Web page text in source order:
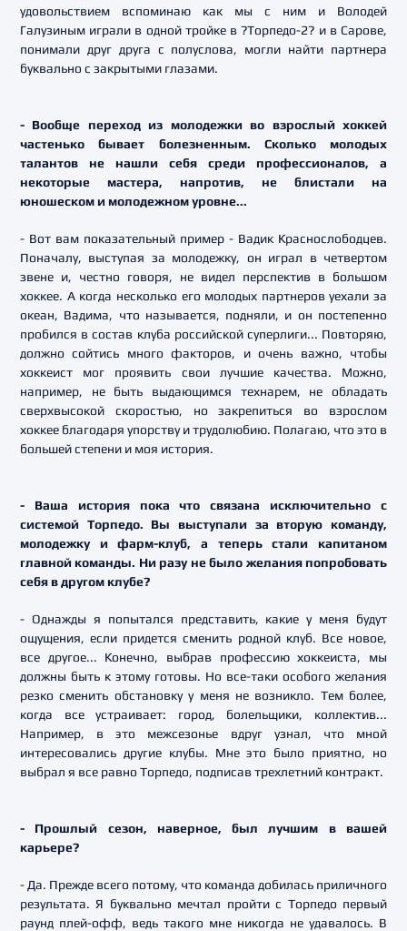
удовольствием вспоминаю как мы с ним и Володей
Галузиным играли в одной тройке в ?Торпедо-2? и в Сарове,
понимали друг друга с полуслова, могли найти партнера
буквально с закрытыми глазами.
- Вообще переход из молодежки во взрослый хоккей
частенько бывает болезненным. Сколько молодых
талантов не нашли себя среди профессионалов, а
некоторые мастера, напротив, не блистали на
юношеском и молодежном уровне...
- Вот вам показательный пример - Вадик Краснослободцев.
Поначалу, выступая за молодежку, он играл в четвертом
звене и, честно говоря, не видел перспектив в большом
хоккее. А когда несколько его молодых партнеров уехали за
океан, Вадима, что называется, подняли, и он постепенно
пробился в состав клуба российской суперлиги... Повторяю,
должно сойтись много факторов, и очень важно, чтобы
хоккеист мог проявить свои лучшие качества. Можно,
например, не быть выдающимся технарем, не обладать
сверхвысокой скоростью, но закрепиться во взрослом
хоккее благодаря упорству и трудолюбию. Полагаю, что это в
большей степени и моя история.
- Ваша история пока что связана исключительно с
системой Торпедо. Вы выступали за вторую команду,
молодежку и фарм-клуб, а теперь стали капитаном
главной команды. Ни разу не было желания попробовать
себя в другом клубе?
- Однажды я попытался представить, какие у меня будут
ощущения, если придется сменить родной клуб. Все новое,
все другое... Конечно, выбрав профессию хоккеиста, мы
должны быть к этому готовы. Но все-таки особого желания
резко сменить обстановку у меня не возникло. Тем более,
когда все устраивает: город, болельщики, коллектив...
Например, в это межсезонье вдруг узнал, что мной
интересовались другие клубы. Мне это было приятно, но
выбрал я все равно Торпедо, подписав трехлетний контракт.
- Прошлый сезон, наверное, был лучшим в вашей
карьере?
- Да. Прежде всего потому, что команда добилась приличного
результата. Я буквально мечтал пройти с Торпедо первый
раунд плей-офф, ведь такого мне никогда не удавалось. В